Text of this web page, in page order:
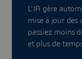
L'IA gère
mise à jour des
passiez moins
et plus de